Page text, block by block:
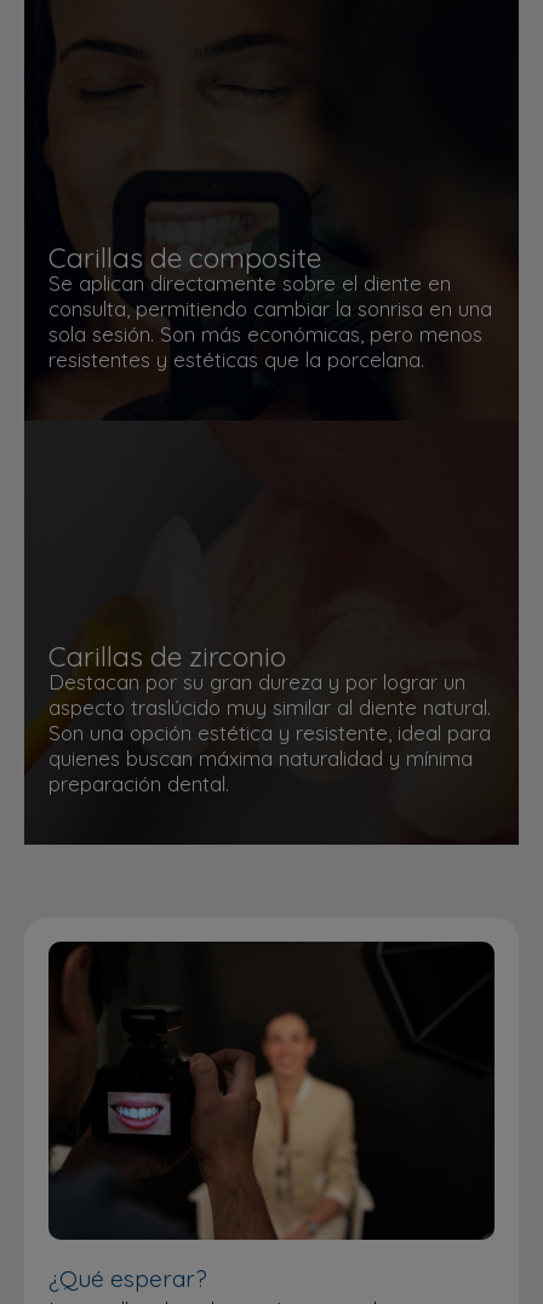
Carillas de composite
Se aplican directamente sobre el diente en
consulta, permitiendo cambiar la sonrisa en una
sola sesión. Son más económicas, pero menos
resistentes y estéticas que la porcelana.
Carillas de zirconio
Destacan por su gran dureza y por lograr un
aspecto traslúcido muy similar al diente natural.
Son una opción estética y resistente, ideal para
quienes buscan máxima naturalidad y mínima
preparación dental.
¿Qué esperar?